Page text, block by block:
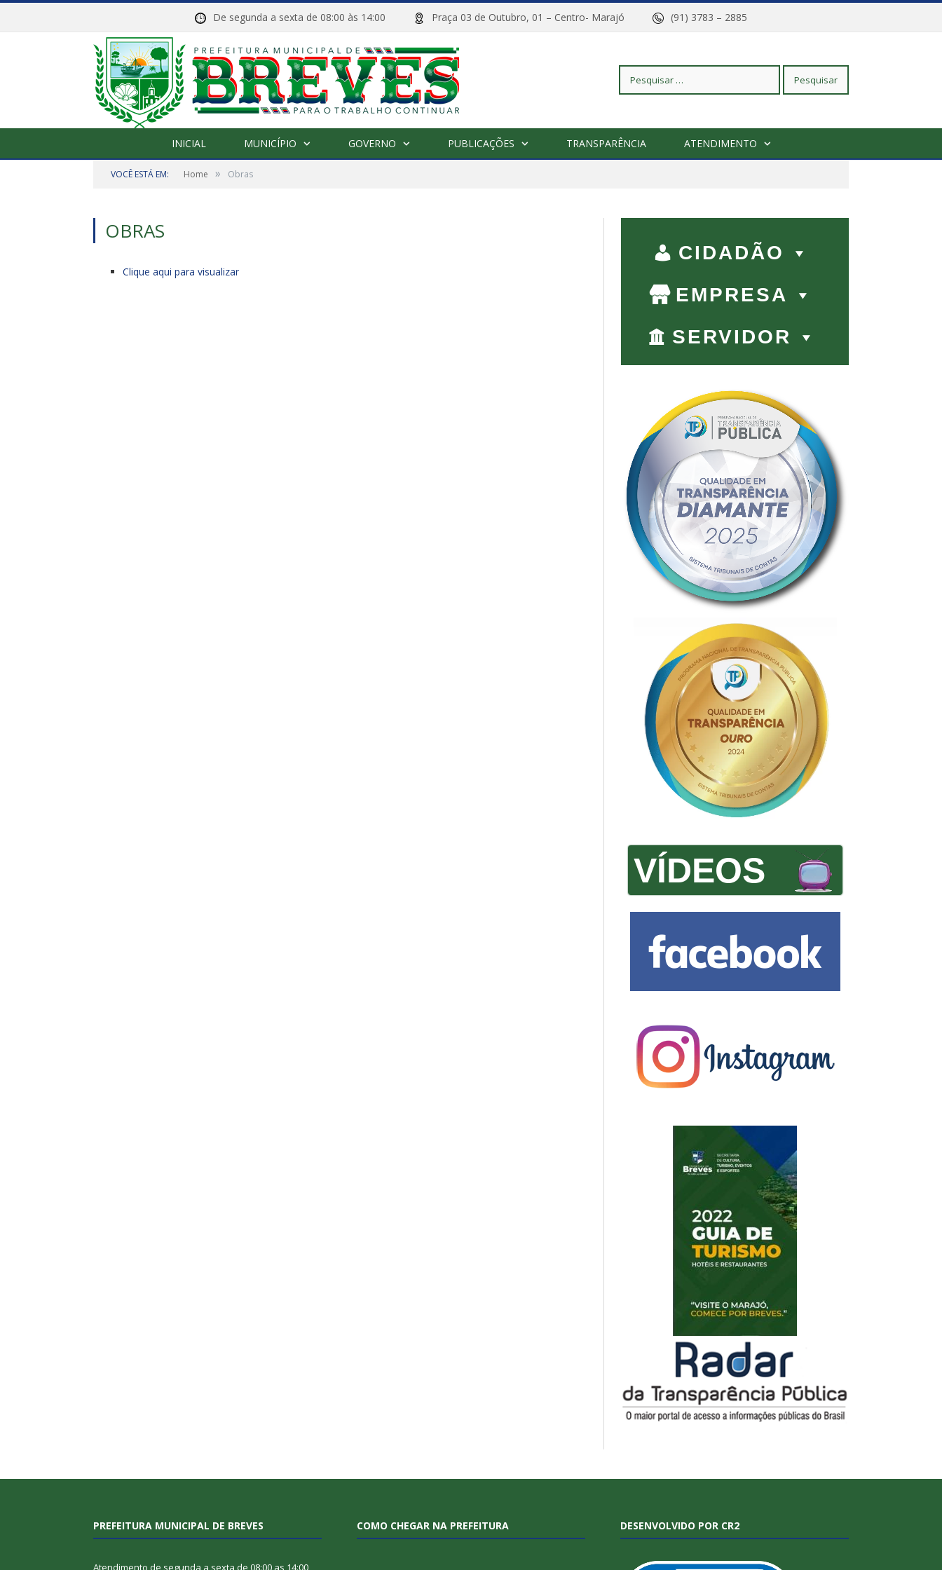
De segunda a sexta de 08:00 às 14:00 Praça 03 de Outubro, 01 – Centro- Marajó (91) 3783 – 2885
Pesquisar
INICIAL MUNICÍPIO GOVERNO PUBLICAÇÕES TRANSPARÊNCIA ATENDIMENTO
VOCÊ ESTÁ EM: Home » Obras
OBRAS
Clique aqui para visualizar
CIDADÃO
EMPRESA
SERVIDOR
VÍDEOS
PREFEITURA MUNICIPAL DE BREVES COMO CHEGAR NA PREFEITURA DESENVOLVIDO POR CR2